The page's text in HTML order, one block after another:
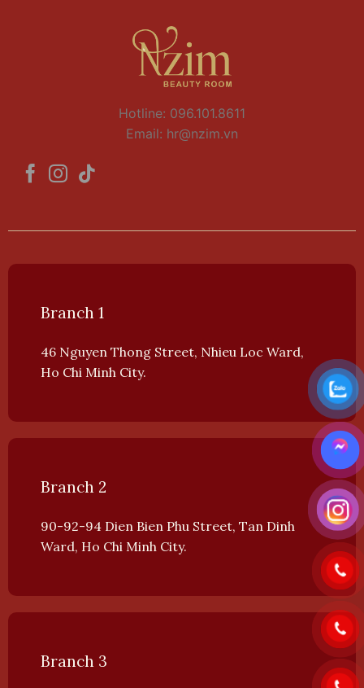
Hotline: 096.101.8611
Email: hr@nzim.vn
Branch 1
46 Nguyen Thong Street, Nhieu Loc Ward,
Ho Chi Minh City.
Branch 2
90-92-94 Dien Bien Phu Street, Tan Dinh
Ward, Ho Chi Minh City.
Branch 3